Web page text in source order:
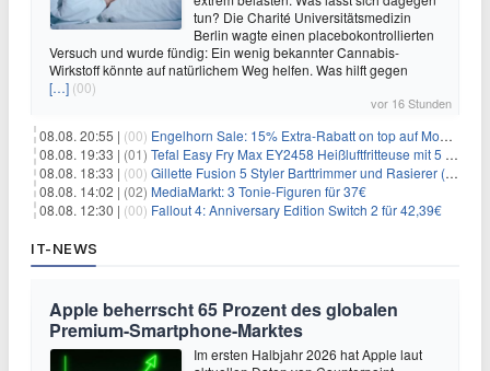
tun? Die Charité Universitätsmedizin
Berlin wagte einen placebokontrollierten
Versuch und wurde fündig: Ein wenig bekannter Cannabis-
Wirkstoff könnte auf natürlichem Weg helfen. Was hilft gegen
[…] (00)
vor 16 Stunden
08.08. 20:55 | (00) Engelhorn Sale: 15% Extra-Rabatt on top auf Mode- und Sport-Artikel
08.08. 19:33 | (01) Tefal Easy Fry Max EY2458 Heißluftfritteuse mit 5 Litern für 64,99€
08.08. 18:33 | (00) Gillette Fusion 5 Styler Barttrimmer und Rasierer (All in One) für 16€
08.08. 14:02 | (02) MediaMarkt: 3 Tonie-Figuren für 37€
08.08. 12:30 | (00) Fallout 4: Anniversary Edition Switch 2 für 42,39€
IT-NEWS
Apple beherrscht 65 Prozent des globalen
Premium-Smartphone-Marktes
Im ersten Halbjahr 2026 hat Apple laut